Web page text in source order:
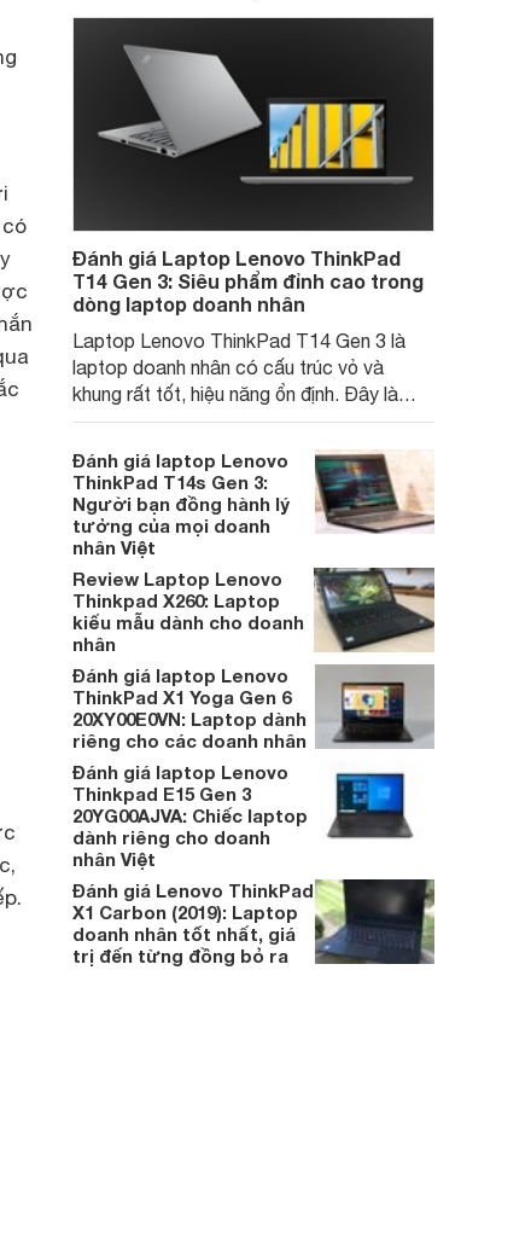
Đánh giá Laptop Lenovo ThinkPad
T14 Gen 3: Siêu phẩm đỉnh cao trong
dòng laptop doanh nhân
Laptop Lenovo ThinkPad T14 Gen 3 là
laptop doanh nhân có cấu trúc vỏ và
khung rất tốt, hiệu năng ổn định. Đây là
siêu phẩm trong dòng laptop phổ thông và
Đánh giá laptop Lenovo
ThinkPad T14s Gen 3:
Người bạn đồng hành lý
tưởng của mọi doanh
nhân Việt
Review Laptop Lenovo
Thinkpad X260: Laptop
kiểu mẫu dành cho doanh
nhân
Đánh giá laptop Lenovo
ThinkPad X1 Yoga Gen 6
20XY00E0VN: Laptop dành
riêng cho các doanh nhân
Đánh giá laptop Lenovo
Thinkpad E15 Gen 3
20YG00AJVA: Chiếc laptop
dành riêng cho doanh
nhân Việt
Đánh giá Lenovo ThinkPad
X1 Carbon (2019): Laptop
doanh nhân tốt nhất, giá
trị đến từng đồng bỏ ra